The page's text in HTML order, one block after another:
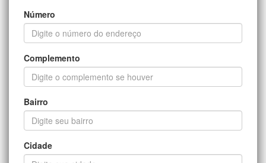
Número
Complemento
Bairro
Cidade